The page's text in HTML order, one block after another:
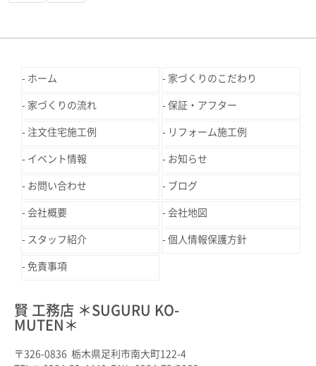
ホーム 家づくりのこだわり
家づくりの流れ 保証・アフター
注文住宅施工例 リフォーム施工例
イベント情報 お知らせ
お問い合わせ ブログ
会社概要 会社地図
スタッフ紹介 個人情報保護方針
免責事項
賢 工務店 ＊SUGURU KO-
MUTEN＊
〒326-0836 栃木県足利市南大町122-4